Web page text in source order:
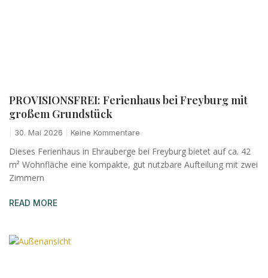
PROVISIONSFREI: Ferienhaus bei Freyburg mit
großem Grundstück
30. Mai 2026 Keine Kommentare
Dieses Ferienhaus in Ehrauberge bei Freyburg bietet auf ca. 42
m² Wohnfläche eine kompakte, gut nutzbare Aufteilung mit zwei
Zimmern
READ MORE